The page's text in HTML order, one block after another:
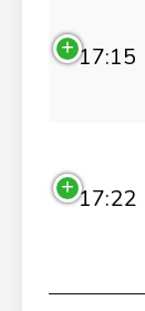
17:15
17:22